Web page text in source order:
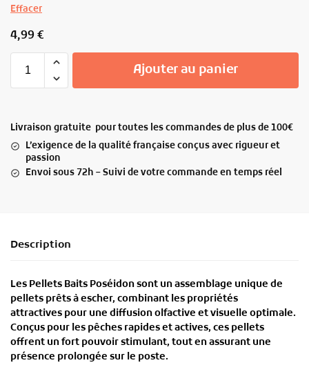
Effacer
4,99 €
Ajouter au panier
Livraison gratuite pour toutes les commandes de plus de 100€
L’exigence de la qualité française conçus avec rigueur et
passion
Envoi sous 72h – Suivi de votre commande en temps réel
Description
Les Pellets Baits Poséidonsont unassemblage unique de
pellets prêts à escher, combinant les propriétés
attractives pour une diffusion olfactive et visuelle optimale.
Conçus pour les pêches rapides et actives, ces pellets
offrent unfort pouvoir stimulant, tout en assurant une
présence prolongée sur le poste.